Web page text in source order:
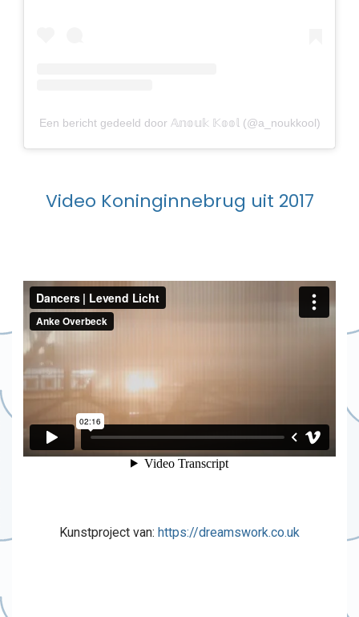
Een bericht gedeeld door 𝔸𝕟𝕠𝕦𝕜 𝕂𝕠𝕠𝕝 (@a_noukkool)
Video Koninginnebrug uit 2017
Kunstproject van: https://dreamswork.co.uk